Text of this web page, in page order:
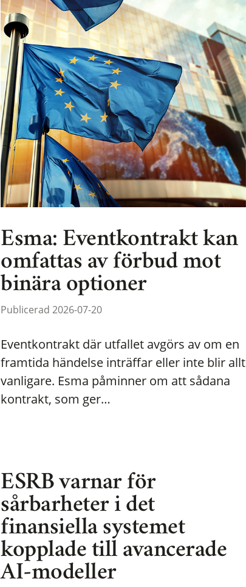
Esma: Eventkontrakt kan
omfattas av förbud mot
binära optioner
Publicerad 2026-07-20
Eventkontrakt där utfallet avgörs av om en
framtida händelse inträffar eller inte blir allt
vanligare. Esma påminner om att sådana
kontrakt, som ger…
ESRB varnar för
sårbarheter i det
finansiella systemet
kopplade till avancerade
AI-modeller